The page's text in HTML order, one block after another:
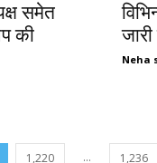
समेत
की
Neha
1,220 ... 1,236